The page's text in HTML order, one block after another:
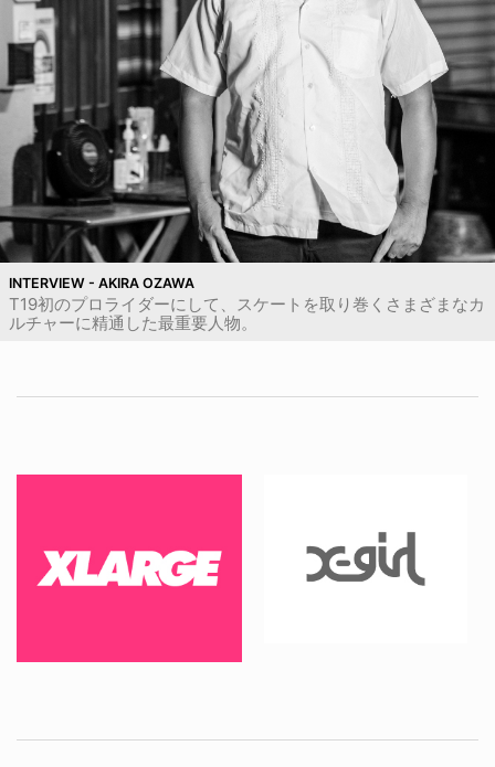
INTERVIEW - AKIRA OZAWA
T19初のプロライダーにして、スケートを取り巻くさまざまなカ
ルチャーに精通した最重要人物。